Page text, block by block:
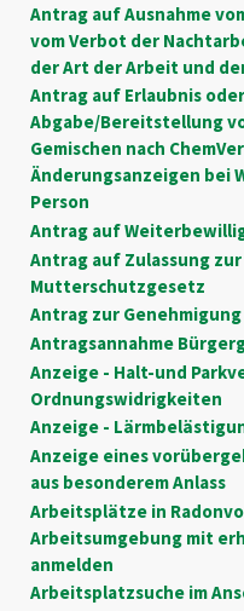
Antrag auf Ausnahme
vom Verbot der
der Art der Arbeit und
Antrag auf Erlaubnis
Abgabe/Bereitstellung
Gemischen nach
Änderungsanzeigen bei
Person
Antrag auf
Antrag auf Zulassung
Mutterschutzgesetz
Antrag zur
Antragsannahme
Anzeige - Halt-und
Ordnungswidrigkeiten
Anzeige -
Anzeige eines
aus besonderem Anlass
Arbeitsplätze in
Arbeitsumgebung mit
anmelden
Arbeitsplatzsuche im